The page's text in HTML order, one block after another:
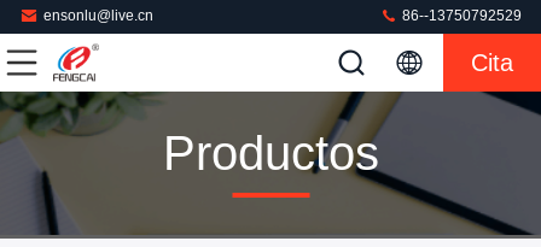
ensonlu@live.cn 86--13750792529
Cita
Productos